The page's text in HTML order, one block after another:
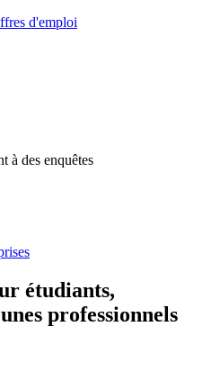
d'emploi
à des enquêtes
étudiants,
professionnels